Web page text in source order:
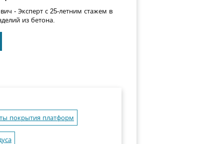
- Эксперт с 25-летним стажем в
из бетона.
покрытия платформ